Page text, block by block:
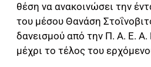
θέση να ανακοινώσει την
του μέσου Θανάση
δανεισμού από την Π. Α. Ε.
μέχρι το τέλος του